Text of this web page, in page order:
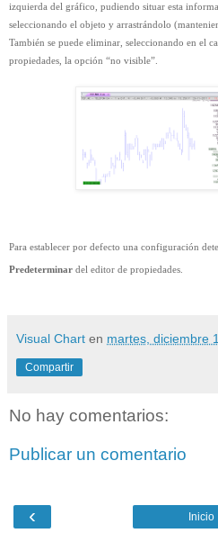
izquierda del gráfico, pudiendo situar esta
seleccionando el objeto y arrastrándolo
También se puede eliminar, seleccionando en el
propiedades, la opción “no visible”.
Para establecer por defecto una configuración
Predeterminar del editor de propiedades.
Visual Chart en martes, diciembre
Compartir
No hay comentarios:
Publicar un comentario
‹ Inicio